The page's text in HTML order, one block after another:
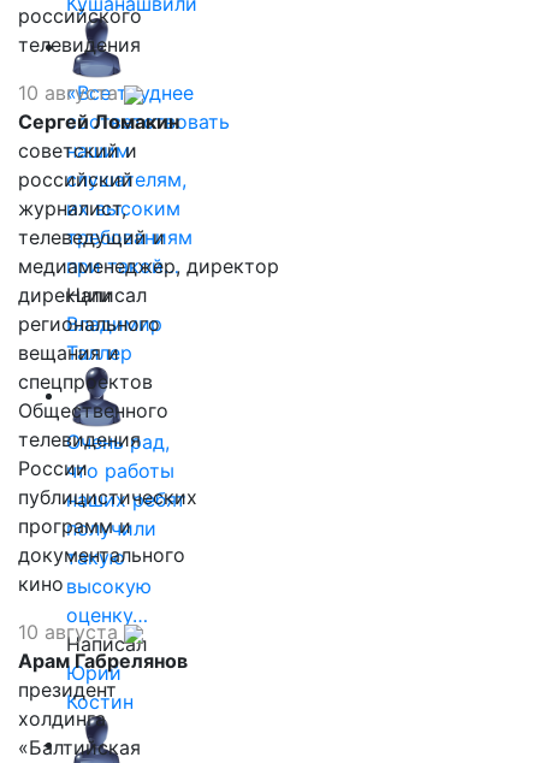
«Все труднее
соответствовать
нашим
слушателям,
их высоким
требованиям
при такой…
Написал
Владимир
Таллер
Очень рад,
что работы
наших ребят
получили
такую
высокую
оценку…
Написал
Юрий
Костин
российского
телевидения
10 августа
Сергей Ломакин
советский и
российский
журналист,
телеведущий и
медиаменеджер, директор
дирекции
регионального
вещания и
спецпроектов
Общественного
телевидения
России
публицистических
программ и
документального
кино
10 августа
Арам Габрелянов
президент
холдинга
«Балтийская